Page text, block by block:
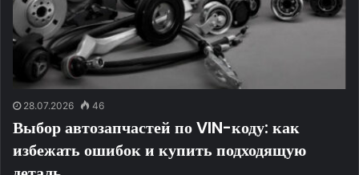
28.07.2026 46
Выбор автозапчастей по VIN-коду: как
избежать ошибок и купить подходящую